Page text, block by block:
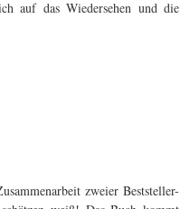
auf das Wiedersehen und die
zweier Beststeller-